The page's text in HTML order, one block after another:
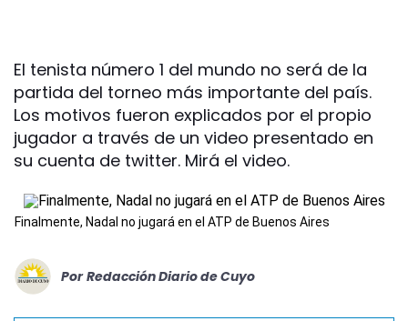
El tenista número 1 del mundo no será de la
partida del torneo más importante del país.
Los motivos fueron explicados por el propio
jugador a través de un video presentado en
su cuenta de twitter. Mirá el video.
Finalmente, Nadal no jugará en el ATP de Buenos Aires
Por Redacción Diario de Cuyo